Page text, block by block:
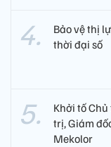
Bảo vệ thị
thời đại số
Khởi tố
trị, Giám
Mekolor